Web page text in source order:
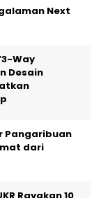
Next
Way
Desain
Pangaribuan
dari